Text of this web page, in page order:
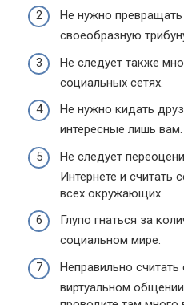
Не нужно
своеобразную
Не следует также
социальных сетях.
Не нужно кидать
интересные лишь вам.
Не следует
Интернете и считать
всех окружающих.
Глупо гнаться за
социальном мире.
Неправильно считать
виртуальном